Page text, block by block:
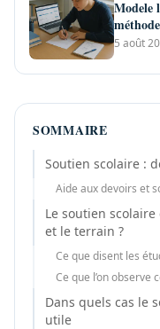
Modele
5 août
SOMMAIRE
Soutien scolaire :
Aide aux devoirs et
Le soutien
et le terrain ?
Ce que disent les
Ce que l’on
Dans quels cas le
utile